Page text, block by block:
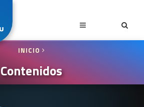
INICIO
Contenidos